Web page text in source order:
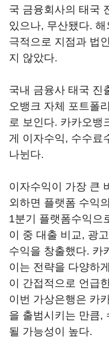
국 금융회사의 태국
있으나, 무산됐다.
극적으로 지점과 법
지 않았다.
국내 금융사 태국 진
오뱅크 자체 포트폴
로 보인다. 카카오뱅
게 이자수익, 수수료
나뉜다.
이자수익이 가장 큰
외하면 플랫폼 수익
1분기 플랫폼수익으
이 중 대출 비교, 광
수익을 창출했다. 카
이는 전략을 다양하
이 간접적으로 언급
이번 가상은행은 카
을 출범시키는 만큼,
될 가능성이 높다.